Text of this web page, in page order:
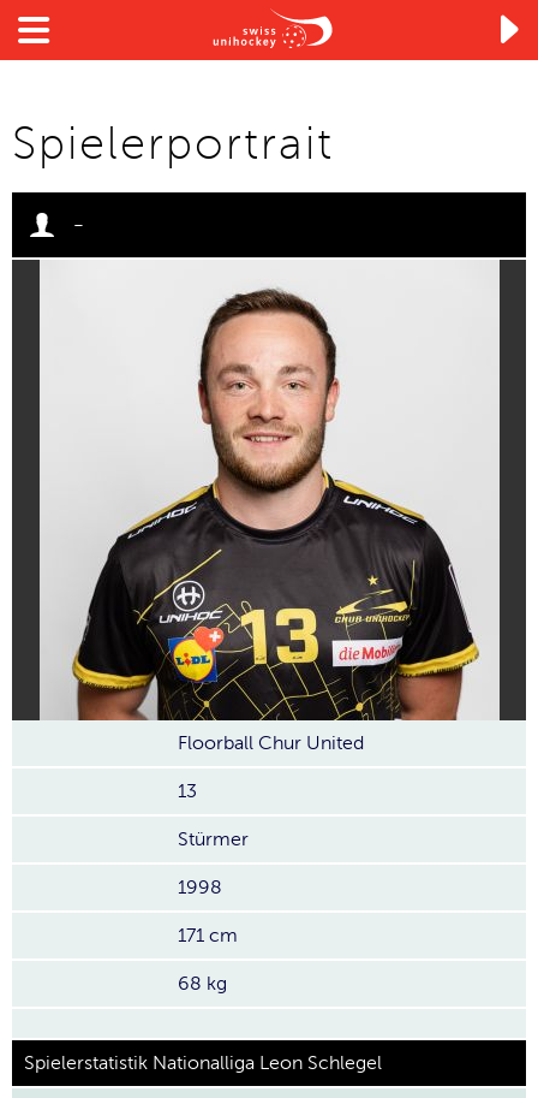

Spielerportrait
-
Floorball Chur United
13
Stürmer
1998
171 cm
68 kg
Spielerstatistik Nationalliga Leon Schlegel